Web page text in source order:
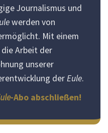
Journalismus und
werden von
Mit einem
Arbeit der
unserer
derEule.
-Abo abschließen!